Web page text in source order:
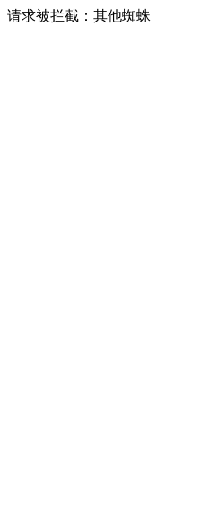
请求被拦截：其他蜘蛛